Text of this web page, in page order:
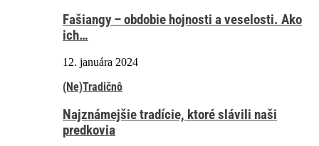
Fašiangy – obdobie hojnosti a veselosti. Ako
ich…
12. januára 2024
(Ne)Tradičnô
Najznámejšie tradície, ktoré slávili naši
predkovia